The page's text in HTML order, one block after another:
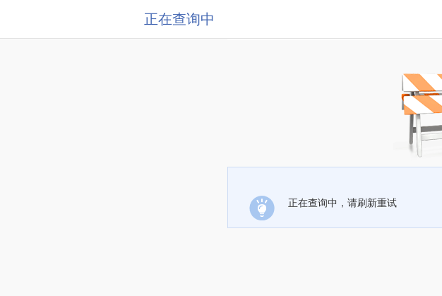
正在查询中
正在查询中，请刷新重试